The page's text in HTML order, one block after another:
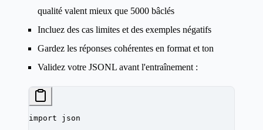
qualité valent mieux que 5000 bâclés
Incluez des cas limites et des exemples négatifs
Gardez les réponses cohérentes en format et ton
Validez votre JSONL avant l'entraînement :
import json